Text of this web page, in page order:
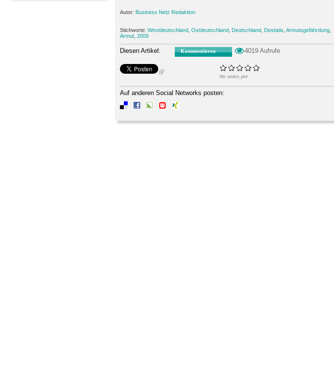
Autor: Business Netz Redaktion
Stichworte: Westdeutschland Ostdeutschland Deutschland Destatis Armutsgefährdung
Armut 2009
Diesen Artikel: Kommentieren 4019 Aufrufe
No votes yet
Auf anderen Social Networks posten: